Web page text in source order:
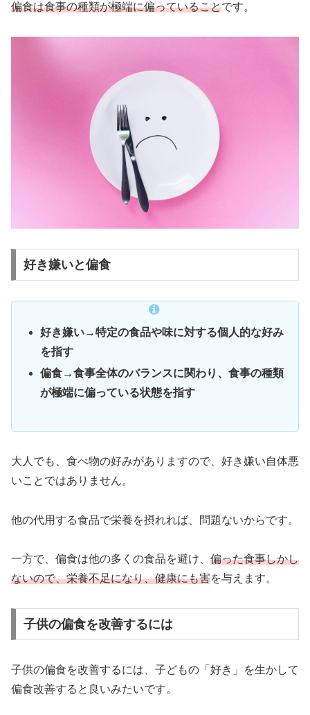
偏食は食事の種類が極端に偏っていることです。
好き嫌いと偏食
好き嫌い→特定の食品や味に対する個人的な好み
を指す
偏食→食事全体のバランスに関わり、食事の種類
が極端に偏っている状態を指す
大人でも、食べ物の好みがありますので、好き嫌い自体悪
いことではありません。
他の代用する食品で栄養を摂れれば、問題ないからです。
一方で、偏食は他の多くの食品を避け、 偏った食事しかし
ないので、栄養不足になり、健康にも害を与えます。
子供の偏食を改善するには
子供の偏食を改善するには、子どもの「好き」を生かして
偏食改善すると良いみたいです。